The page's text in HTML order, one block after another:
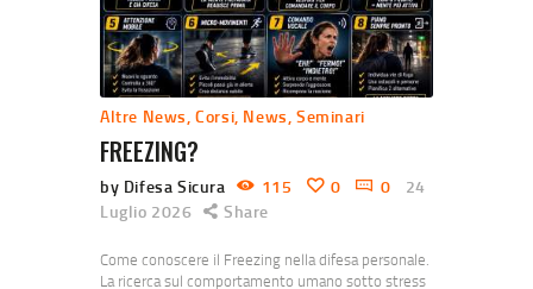
DOVE SIAMO
CONTATTACI
Altre News,Corsi, News,Seminari
FREEZING?
by Difesa Sicura 115 0 0
24
Luglio 2026
Share
Come conoscere il Freezing nella difesa personale.
La ricerca sul comportamento umano sotto stress